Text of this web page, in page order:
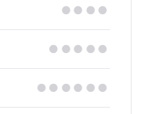
●●●●
●●●●●
●●●●●●